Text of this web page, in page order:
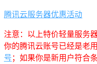
腾讯云服务器优惠活动
注意：以上特价轻量服务
你的腾讯云账号已经是老
号 ；如果你是新用户符合